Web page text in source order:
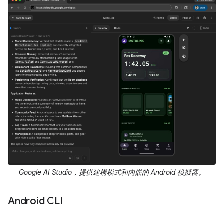
Google AI Studio，提供建構模式和內嵌的 Android 模擬器。
Android CLI